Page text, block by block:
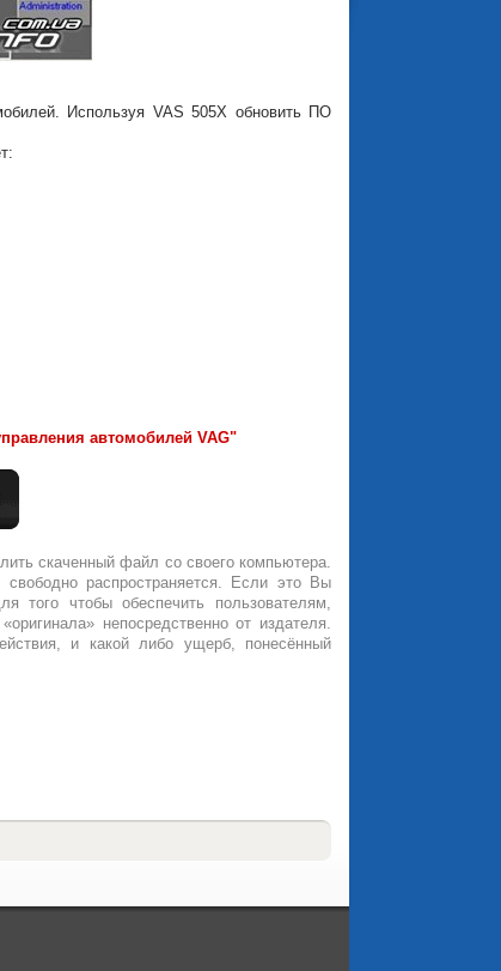
Используя VAS 505X обновить ПО
автомобилей VAG"
скаченный файл со своего компьютера.
распространяется. Если это Вы
того чтобы обеспечить пользователям,
непосредственно от издателя.
и какой либо ущерб, понесённый